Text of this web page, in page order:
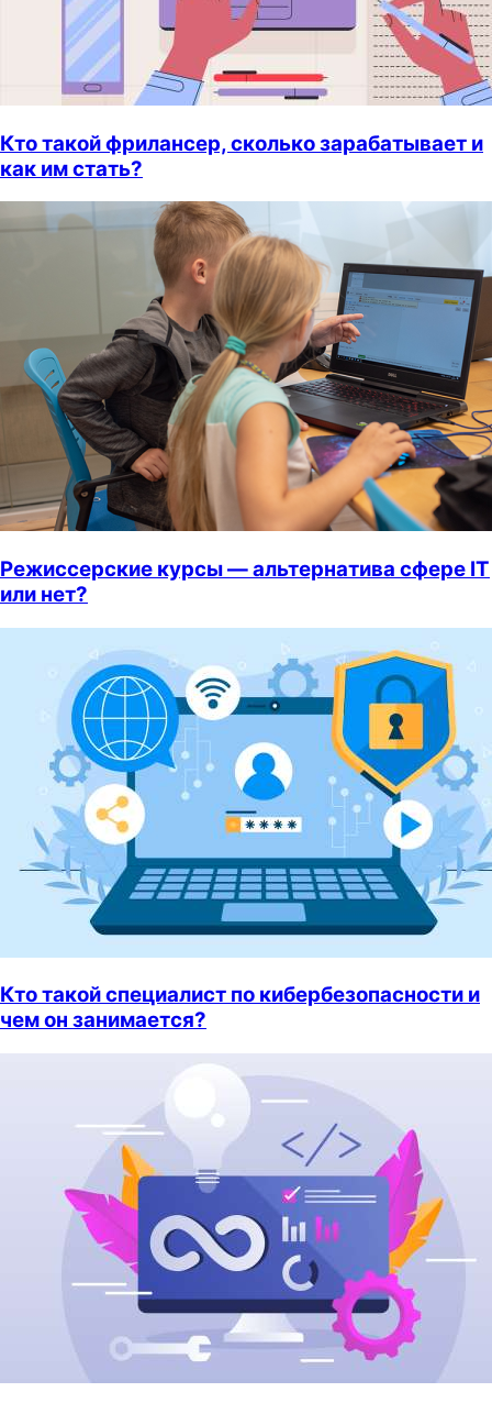
Кто такой фрилансер, сколько зарабатывает и
как им стать?
Режиссерские курсы — альтернатива сфере IT
или нет?
Кто такой специалист по кибербезопасности и
чем он занимается?